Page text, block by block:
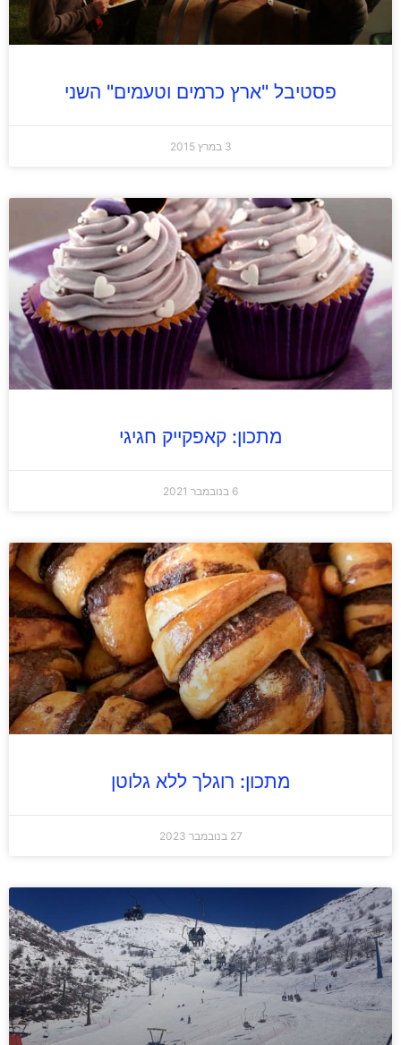
פסטיבל "ארץ כרמים וטעמים" השני
3 במרץ 2015
מתכון: קאפקייק חגיגי
6 בנובמבר 2021
מתכון: רוגלך ללא גלוטן
27 בנובמבר 2023